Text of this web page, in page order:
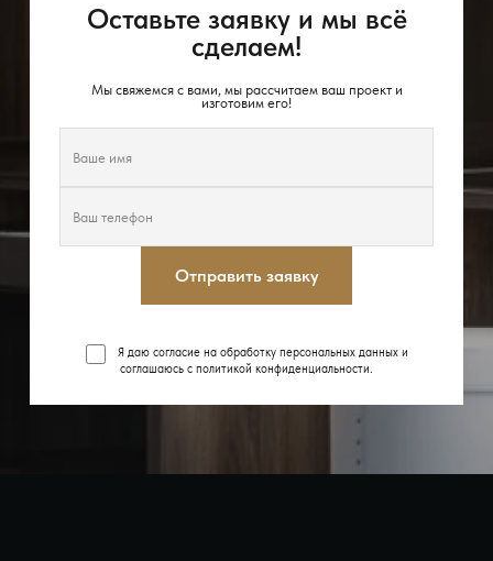
Оставьте заявку и мы всё
сделаем!
Мы свяжемся с вами, мы рассчитаем ваш проект и
изготовим его!
Отправить заявку
Я даю согласие на обработку персональных данных и
соглашаюсь с политикой конфиденциальности.